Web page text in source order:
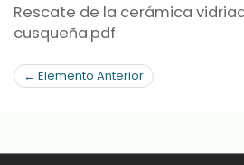
Rescate de la cerámica
cusqueña.pdf
← Elemento Anterior